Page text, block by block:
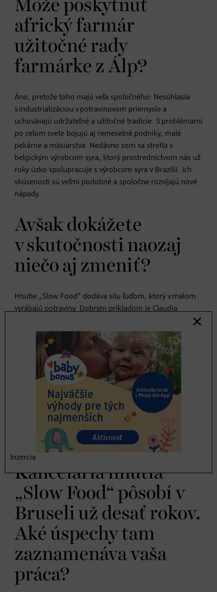
Môže poskytnúť
africký farmár
užitočné rady
farmárke z Álp?
Áno, pretože toho majú veľa spoločného: Nesúhlasia
s industrializáciou v potravinovom priemysle a
uchovávajú udržateľné a užitočné tradície. S problémami
po celom svete bojujú aj remeselné podniky, malé
pekárne a mäsiarstva. Nedávno som sa stretla s
belgickým výrobcom syra, ktorý prostredníctvom nás už
roky úzko spolupracuje s výrobcom syra v Brazílii. Ich
skúsenosti sú veľmi podobné a spoločne rozvíjajú nové
nápady.
Avšak dokážete
v skutočnosti naozaj
niečo aj zmeniť?
Hnutie „Slow Food“ dodáva silu ľuďom, ktorý v malom
vyrábajú potraviny. Dobrým príkladom je Claudia
v juhomexickom Chiapas. Varí podľa tradícií z
regionálnych organických surovín a v rámci svetových
okolností takmer rezignovala. Potom nás však objavila,
prišla k nám a vstúpila do „Chef Alliance“ – našej
medzinárodnej siete šéfkuchárov, ktorí zdieľajú rovnaké
hodnoty, vymieňajú si skúsenosti a navzájom sa
podporujú. Claudia sa dostala do povedomia verejnosti,
vybudovala si svoju vlastnú televíznu reláciu o varení a
dnes je z nej hviezda. Upozorňujeme aj na politiku,
napríklad projektom “Food Gardens in Africa”.
Kancelária hnutia
„Slow Food“ pôsobí v
Bruseli už desať rokov.
Aké úspechy tam
zaznamenáva vaša
práca?
Inzercia